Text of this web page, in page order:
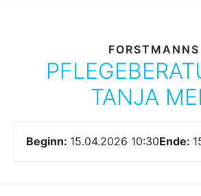
FORSTMANNS
TANJA
Beginn: 15.04.2026 10:30Ende: